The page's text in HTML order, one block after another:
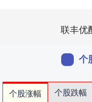
联丰优
个
个股涨幅 个股跌幅